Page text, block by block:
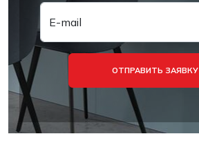
E-mail
ОТПРАВИТЬ ЗАЯВКУ